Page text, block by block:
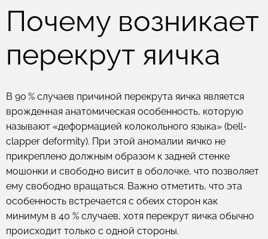
Почему возникает
перекрут яичка
В 90 % случаев причиной перекрута яичка является
врожденная анатомическая особенность, которую
называют «деформацией колокольного языка» (bell-
clapper deformity). При этой аномалии яичко не
прикреплено должным образом к задней стенке
мошонки и свободно висит в оболочке, что позволяет
ему свободно вращаться. Важно отметить, что эта
особенность встречается с обеих сторон как
минимум в 40 % случаев, хотя перекрут яичка обычно
происходит только с одной стороны.